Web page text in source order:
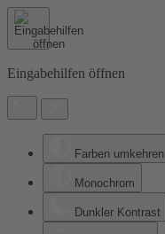
Eingabehilfen öffnen
Farben umkehren
Monochrom
Dunkler Kontrast